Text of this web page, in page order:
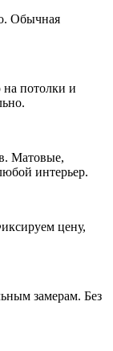
Обычная
потолки и
Матовые,
интерьер.
цену,
замерам. Без